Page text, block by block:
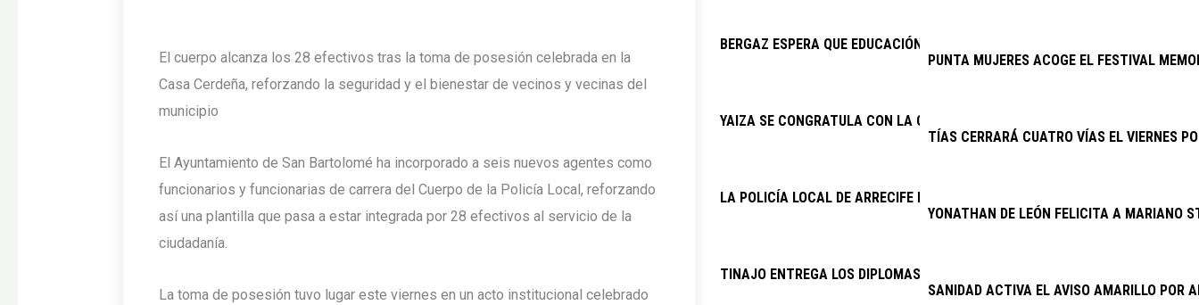
El cuerpo alcanza los 28 efectivos tras la toma de posesión celebrada en la
Casa Cerdeña, reforzando la seguridad y el bienestar de vecinos y vecinas del
municipio
El Ayuntamiento de San Bartolomé ha incorporado a seis nuevos agentes como
funcionarios y funcionarias de carrera del Cuerpo de la Policía Local, reforzando
así una plantilla que pasa a estar integrada por 28 efectivos al servicio de la
ciudadanía.
La toma de posesión tuvo lugar este viernes en un acto institucional celebrado
BERGAZ ESPERA QUE EDUCACIÓN CUMPLA E INICIE LA CONTRATACIÓN DEL
YAIZA SE CONGRATULA CON LA CONTINUIDAD DEL PROYECTO DE
LA POLICÍA LOCAL DE ARRECIFE DETIENE A DOS VARONES POR PRESUNTO
TINAJO ENTREGA LOS DIPLOMAS DE LA ESCUELA DE CUIDADOS
PUNTA MUJERES ACOGE EL FESTIVAL
TÍAS CERRARÁ CUATRO VÍAS EL VIERNES
YONATHAN DE LEÓN FELICITA A MARIANO
SANIDAD ACTIVA EL AVISO AMARILLO POR